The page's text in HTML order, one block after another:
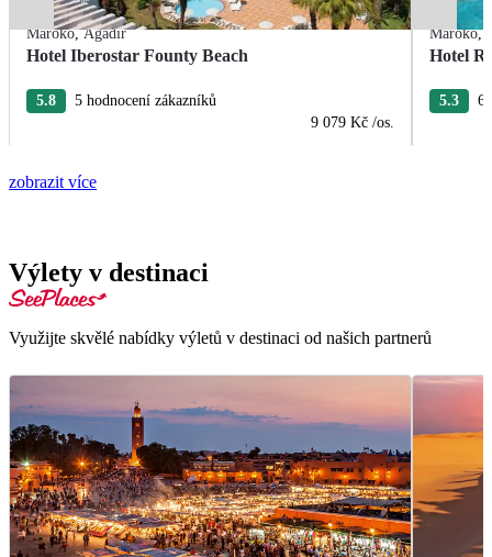
Maroko,Agadir
Hotel Iberostar Founty Beach
5.8
5 hodnocení zákazníků
9 079 Kč /os.
Maroko,
Hotel
5.3 6
zobrazit více
Výlety v destinaci
Využijte skvělé nabídky výletů v destinaci od našich partnerů